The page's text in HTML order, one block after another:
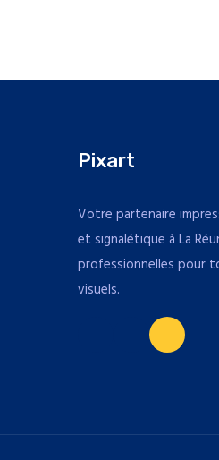
Pixart
Votre partenaire
et signalétique à La
professionnelles pour
visuels.